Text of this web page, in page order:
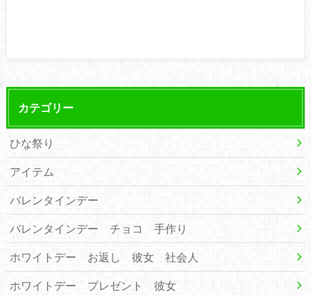
カテゴリー
ひな祭り
アイテム
バレンタインデー
バレンタインデー チョコ 手作り
ホワイトデー お返し 彼女 社会人
ホワイトデー プレゼント 彼女